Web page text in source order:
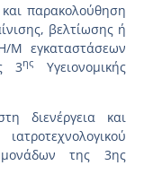
παρακολούθηση
βελτίωσης ή
Μ εγκαταστάσεων
3ης
Υγειονομικής
διενέργεια και
της 3ης